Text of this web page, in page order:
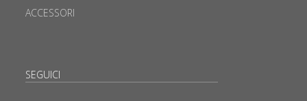
ACCESSORI
SEGUICI